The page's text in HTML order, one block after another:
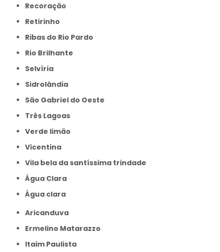
Recoração
Retirinho
Ribas do Rio Pardo
Rio Brilhante
Selvíria
Sidrolândia
São Gabriel do Oeste
Três Lagoas
Verde limão
Vicentina
Vila bela da santíssima trindade
Água Clara
Água clara
Aricanduva
Ermelino Matarazzo
Itaim Paulista